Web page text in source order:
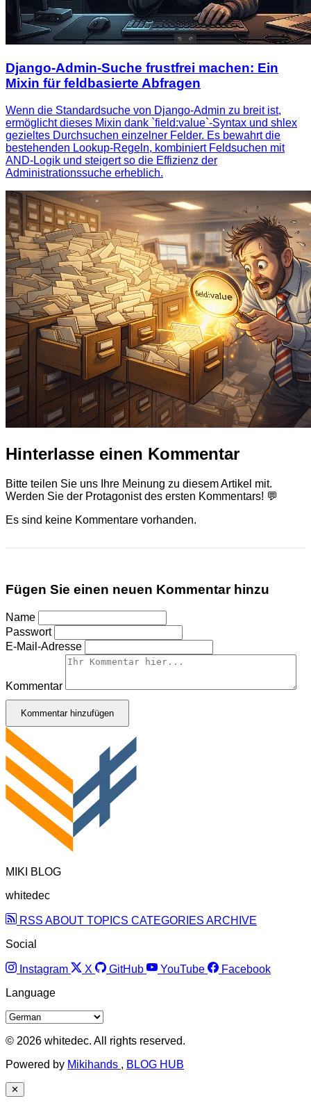
Django-Admin-Suche frustfrei machen: Ein
Mixin für feldbasierte Abfragen
Wenn die Standardsuche von Django‑Admin zu breit ist,
ermöglicht dieses Mixin dank `field:value`‑Syntax und shlex
gezieltes Durchsuchen einzelner Felder. Es bewahrt die
bestehenden Lookup‑Regeln, kombiniert Feldsuchen mit
AND‑Logik und steigert so die Effizienz der
Administrationssuche erheblich.
Hinterlasse einen Kommentar
Bitte teilen Sie uns Ihre Meinung zu diesem Artikel mit.
Werden Sie der Protagonist des ersten Kommentars! 💬
Es sind keine Kommentare vorhanden.
Fügen Sie einen neuen Kommentar hinzu
Name
Passwort
E-Mail-Adresse
Kommentar
Kommentar hinzufügen
MIKI BLOG
whitedec
RSS ABOUT TOPICS CATEGORIES ARCHIVE
Social
Instagram X GitHub YouTube
Facebook
Language
© 2026 whitedec. All rights reserved.
Powered by Mikihands , BLOG HUB
✕